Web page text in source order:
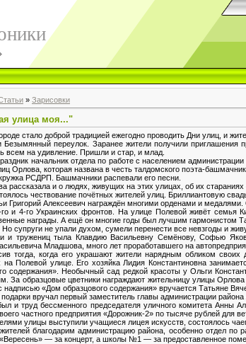
» Зарисовки
улица моя..."
стало доброй традицией ежегодно проводить Дни улиц, и
переулок. Заранее жители получили приглашения
всем на удивление. Пришли и стар, и млад.
начальник отдела по работе с населением
Орлова, которая названа в честь талдомского поэта-
РСДРП. Башмачники распевали его песни.
рассказала и о людях, живущих на этих улицах, об их
чествование почётных жителей улиц. Бриллиантовую
Григорий Алексеевич награждён многими орденами и
го и 4-го Украинских фронтов. На улице Полевой живёт
награды. А ещё он многие годы был лучшим гармонистом
Но супруги не упали духом, сумели перенести все невзгоды и
и тружениц тыла Клавдию Васильевну Семёнову, Софью
Младшова, много лет проработавшего на
тогда, когда его украшают жители нарядным обликом
Полевой улице. Его хозяйка Лидия Константиновна
содержания». Необычный сад редкой красоты у Ольги
За образцовые цветники награждают жительницу улицы
надписью «Дом образцового содержания» вручается Татьяне
вручал первый заместитель главы администрации
и труд бессменного председателя уличного комитета Анны
частного предприятия «Дорожник-2» по тысяче рублей для
улицы выступили учащиеся лицея искусств, состоялось
благодарим администрацию района, особенно отдел по
— за концерт, а школы №1 — за предоставленное